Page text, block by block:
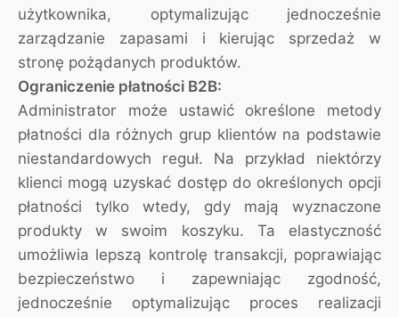
użytkownika, optymalizując jednocześnie
zarządzanie zapasami i kierując sprzedaż w
stronę pożądanych produktów.
Ograniczenie płatności B2B:
Administrator może ustawić określone metody
płatności dla różnych grup klientów na podstawie
niestandardowych reguł. Na przykład niektórzy
klienci mogą uzyskać dostęp do określonych opcji
płatności tylko wtedy, gdy mają wyznaczone
produkty w swoim koszyku. Ta elastyczność
umożliwia lepszą kontrolę transakcji, poprawiając
bezpieczeństwo i zapewniając zgodność,
jednocześnie optymalizując proces realizacji